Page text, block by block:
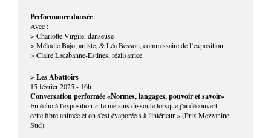
Performance dansée
Avec :
> Charlotte Virgile, danseuse
> Mélodie Bajo, artiste, & Léa Besson, commissaire de l’exposition
> Claire Lacabanne-Estines, réalisatrice
> Les Abattoirs
15 février 2025 - 16h
Conversation performée «Normes, langages, pouvoir et savoir»
En écho à l'exposition « Je me suis dissoute lorsque j'ai découvert
cette fibre animée et on s'est évaporée·s à l'intérieur » (Prix Mezzanine
Sud).